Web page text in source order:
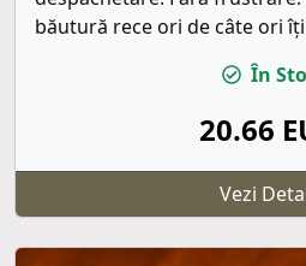
băutură rece ori de câte ori
În
20.66
Vezi